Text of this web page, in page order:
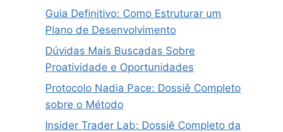
Guia Definitivo: Como Estruturar um
Plano de Desenvolvimento
Dúvidas Mais Buscadas Sobre
Proatividade e Oportunidades
Protocolo Nadia Pace: Dossiê Completo
sobre o Método
Insider Trader Lab: Dossiê Completo da